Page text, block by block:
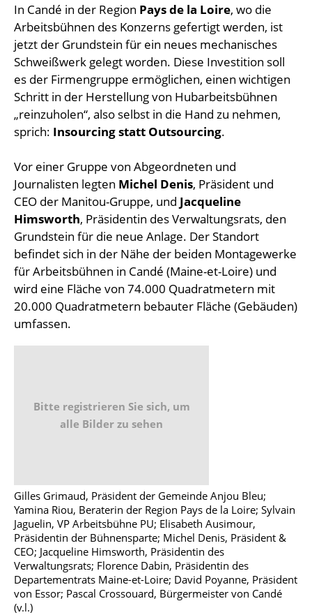
In Candé in der Region Pays de la Loire, wo die
Arbeitsbühnen des Konzerns gefertigt werden, ist
jetzt der Grundstein für ein neues mechanisches
Schweißwerk gelegt worden. Diese Investition soll
es der Firmengruppe ermöglichen, einen wichtigen
Schritt in der Herstellung von Hubarbeitsbühnen
„reinzuholen“, also selbst in die Hand zu nehmen,
sprich: Insourcing statt Outsourcing.
Vor einer Gruppe von Abgeordneten und
Journalisten legten Michel Denis, Präsident und
CEO der Manitou-Gruppe, und Jacqueline
Himsworth, Präsidentin des Verwaltungsrats, den
Grundstein für die neue Anlage. Der Standort
befindet sich in der Nähe der beiden Montagewerke
für Arbeitsbühnen in Candé (Maine-et-Loire) und
wird eine Fläche von 74.000 Quadratmetern mit
20.000 Quadratmetern bebauter Fläche (Gebäuden)
umfassen.
Bitte registrieren Sie sich, um
alle Bilder zu sehen
Gilles Grimaud, Präsident der Gemeinde Anjou Bleu;
Yamina Riou, Beraterin der Region Pays de la Loire; Sylvain
Jaguelin, VP Arbeitsbühne PU; Elisabeth Ausimour,
Präsidentin der Bühnensparte; Michel Denis, Präsident &
CEO; Jacqueline Himsworth, Präsidentin des
Verwaltungsrats; Florence Dabin, Präsidentin des
Departementrats Maine-et-Loire; David Poyanne, Präsident
von Essor; Pascal Crossouard, Bürgermeister von Candé
(v.l.)